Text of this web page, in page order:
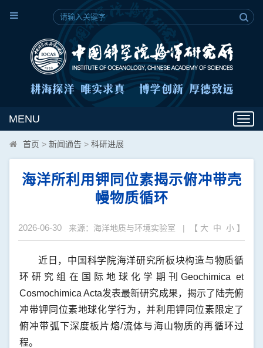
MENU
首页 > 新闻通告 > 科研进展
海洋所利用钾同位素揭示俯冲带壳
幔物质循环
2026-06-30 来源：海洋地质与环境实验室 | 【 大 中 小 】
近日，中国科学院海洋研究所板块构造与物质循
环研究组在国际地球化学期刊Geochimica et
Cosmochimica Acta发表最新研究成果，揭示了陆壳俯
冲带钾同位素地球化学行为，并利用钾同位素限定了
俯冲带弧下深度板片熔/流体与海山物质的再循环过
程。